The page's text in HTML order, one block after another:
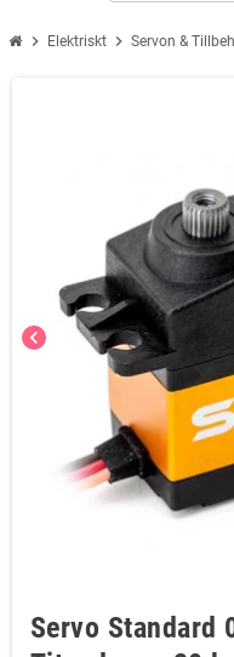
chevron_right Elektriskt chevron_right Servon &
chevron_left
Servo Standard